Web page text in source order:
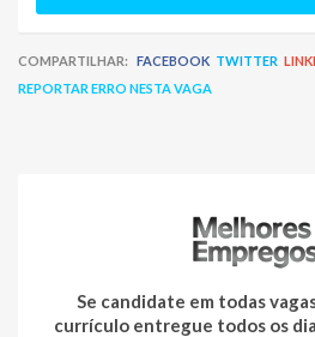
COMPARTILHAR: FACEBOOK TWITTER
REPORTAR ERRO NESTA VAGA
Se candidate em todas
currículo entregue todos os